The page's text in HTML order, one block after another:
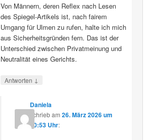
Von Männern, deren Reflex nach Lesen
des Spiegel-Artikels ist, nach fairem
Umgang für Ulmen zu rufen, halte ich mich
aus Sicherheitsgründen fern. Das ist der
Unterschied zwischen Privatmeinung und
Neutralität eines Gerichts.
Antworten ↓
Daniela
schriebam 26. März 2026 um
10:53 Uhr: